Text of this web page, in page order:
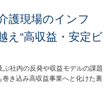
護現場のインフ
“高収益・安定ビ
社内の反発や収益モデルの課題
き込み高収益事業へと化けた裏